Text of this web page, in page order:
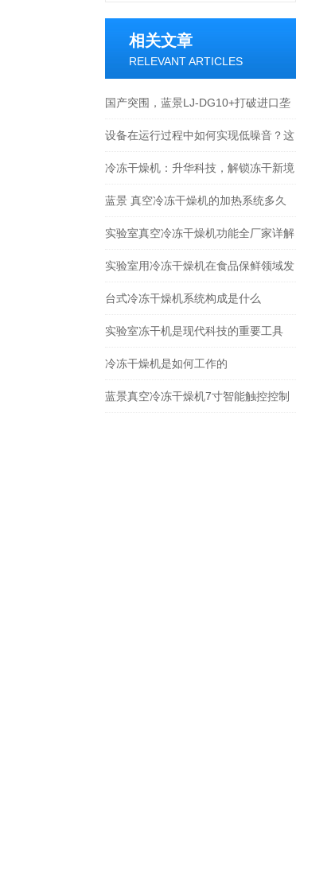
相关文章
RELEVANT ARTICLES
国产突围，蓝景LJ-DG10+打破进口垄
断新格局
设备在运行过程中如何实现低噪音？这
对实验室环境有何意义？
冷冻干燥机：升华科技，解锁冻干新境
界
蓝景 真空冷冻干燥机的加热系统多久
需要维护一次？
实验室真空冷冻干燥机功能全厂家详解
实验室用冷冻干燥机在食品保鲜领域发
挥着重要作用
台式冷冻干燥机系统构成是什么
实验室冻干机是现代科技的重要工具
冷冻干燥机是如何工作的
蓝景真空冷冻干燥机7寸智能触控控制